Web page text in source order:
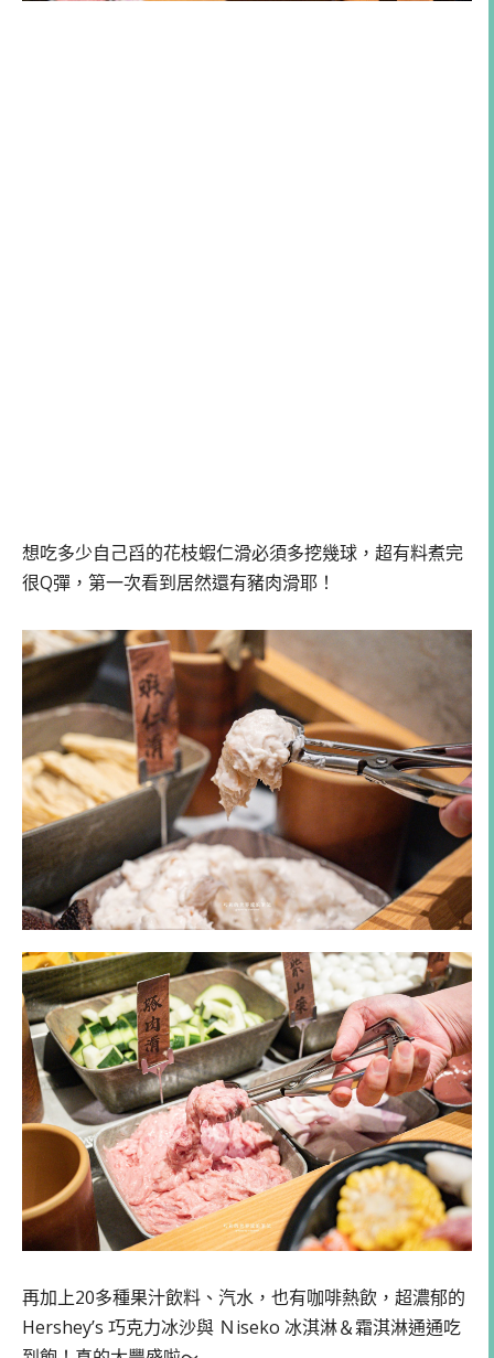
想吃多少自己舀的花枝蝦仁滑必須多挖幾球，超有料煮完
很Q彈，第一次看到居然還有豬肉滑耶！
再加上20多種果汁飲料、汽水，也有咖啡熱飲，超濃郁的
Hershey’s 巧克力冰沙與 Ｎiseko 冰淇淋＆霜淇淋通通吃